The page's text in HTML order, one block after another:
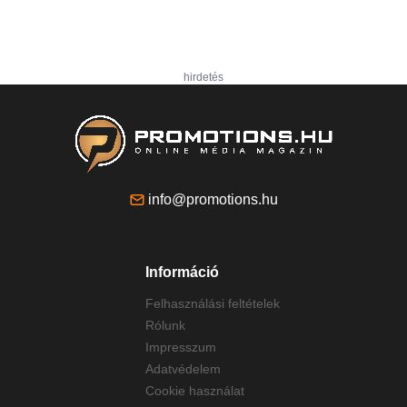
hirdetés
info@promotions.hu
Információ
Felhasználási feltételek
Rólunk
Impresszum
Adatvédelem
Cookie használat